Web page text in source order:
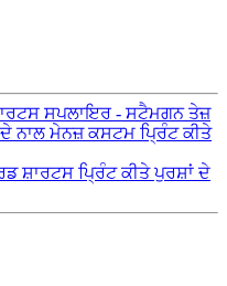
ਸਪਲਾਇਰ - ਸਟੈਮਗਨ ਤੇਜ਼
ਨਾਲ ਮੇਨਜ਼ ਕਸਟਮ ਪ੍ਰਿੰਟ ਕੀਤੇ
ਸ਼ਾਰਟਸ ਪ੍ਰਿੰਟ ਕੀਤੇ ਪੁਰਸ਼ਾਂ ਦੇ